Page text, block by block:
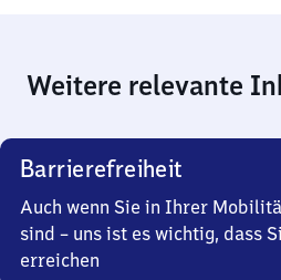
Weitere relevante
Barrierefreiheit
Auch wenn Sie in Ihrer
sind – uns ist es wichtig, dass
erreichen